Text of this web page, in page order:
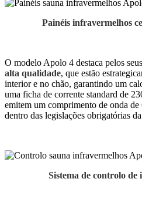
Painéis infravermelhos
O modelo Apolo 4 destaca pelos seus
alta qualidade, que estão
interior e no chão, garantindo um
uma ficha de corrente standard de
emitem um comprimento de onda
dentro das legislações obrigatórias
Sistema de controlo de